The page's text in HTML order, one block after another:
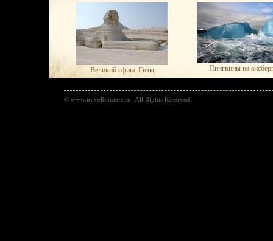
Великий сфикс Гизы Пингвины на
© www.travelhunters.ru. All Rights Reserved.